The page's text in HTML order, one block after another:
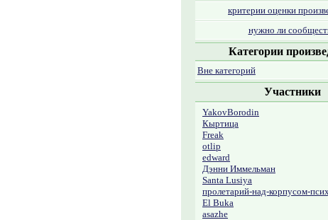
критерии оценки
нужно ли
Категории
Вне категорий
Участники
YakovBorodin
Кыртица
Freak
otlip
edward
Дэнни Иммельман
Santa Lusiya
пролетарий-над-корпусом-
El Buka
asazhe